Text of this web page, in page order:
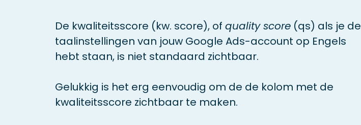
De kwaliteitsscore (kw. score), of quality score(qs) als je de
taalinstellingen van jouw Google Ads-account op Engels
hebt staan, is niet standaard zichtbaar.
Gelukkig is het erg eenvoudig om de de kolom met de
kwaliteitsscore zichtbaar te maken.